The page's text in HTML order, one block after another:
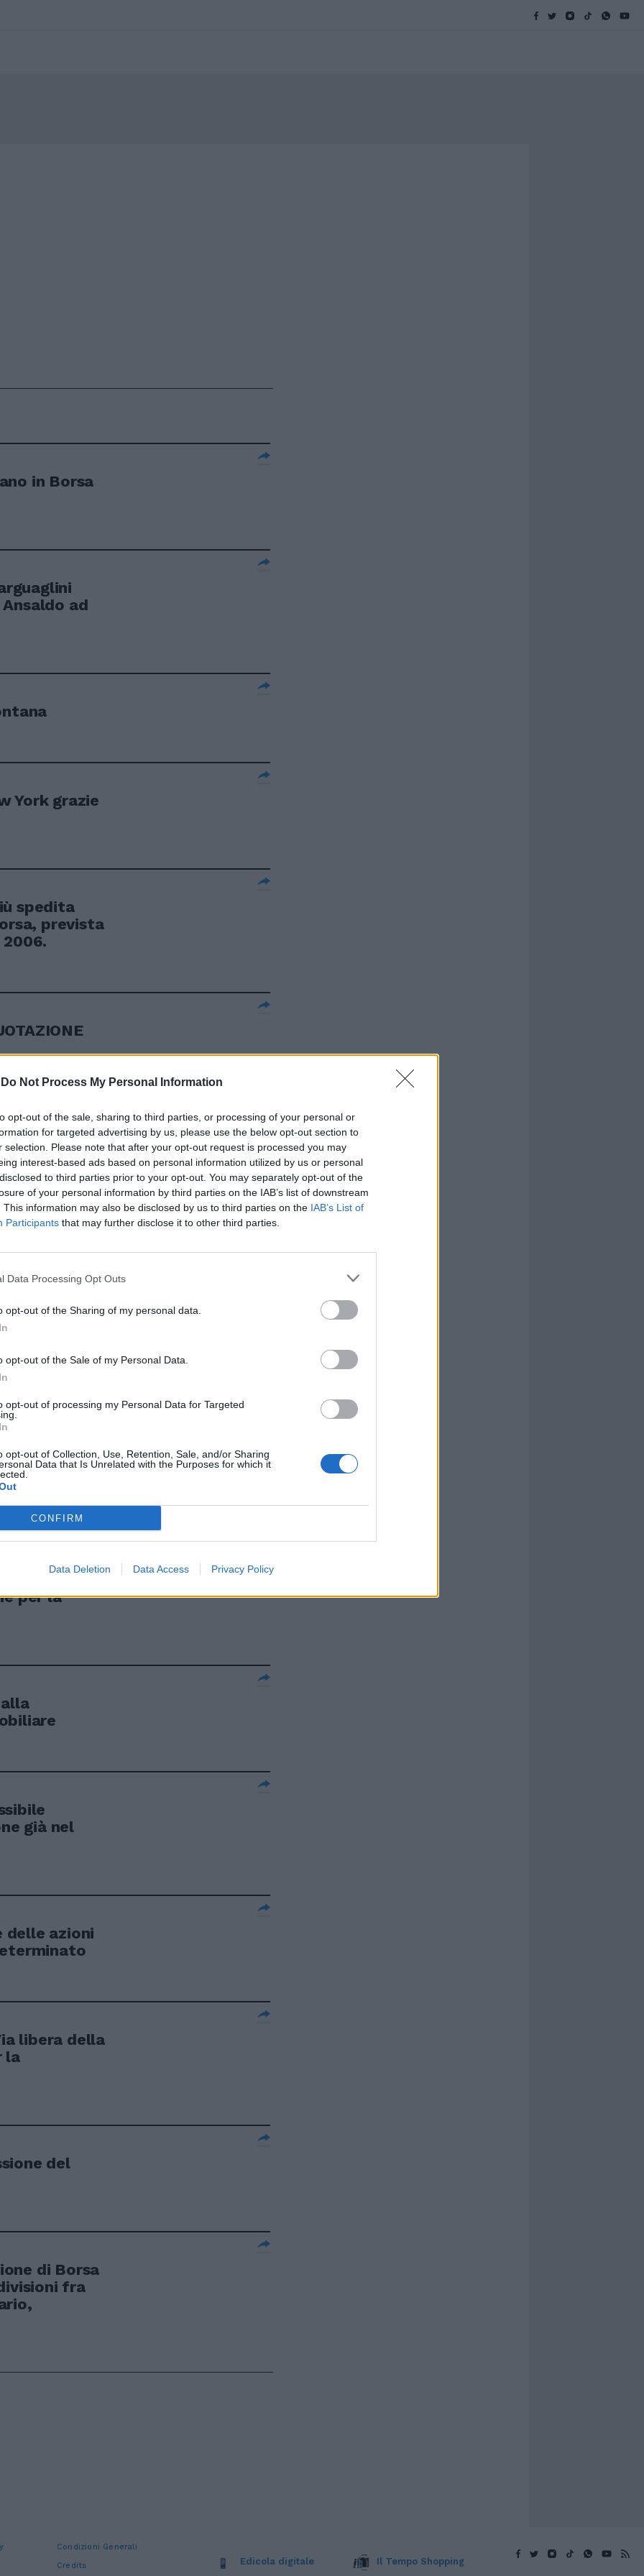
Do Not Process My Personal Information
opt-out of the sale, sharing to third parties, or processing of your personal or
for targeted advertising by us, please use the below opt-out section to
selection. Please note that after your opt-out request is processed you may
interest-based ads based on personal information utilized by us or personal
to third parties prior to your opt-out. You may separately opt-out of the
of your personal information by third parties on the IAB’s list of downstream
This information may also be disclosed by us to third parties on the IAB’s List of
Participants that may further disclose it to other third parties.
Data Processing Opt Outs
opt-out of the Sharing of my personal data.
opt-out of the Sale of my Personal Data.
opt-out of processing my Personal Data for Targeted
opt-out of Collection, Use, Retention, Sale, and/or Sharing
Data that Is Unrelated with the Purposes for which it
CONFIRM
Data Deletion Data Access Privacy Policy
in Borsa
ad
York grazie
spedita
prevista
il via libera
per la
entro
di
ammessa
La
per la
già nel
delle azioni
libera della
la
del
di Borsa
fra
Condizioni Generali
Credits Edicola digitale Il Tempo Shopping